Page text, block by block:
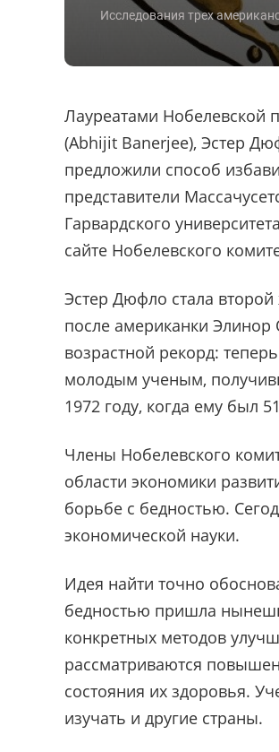
Исследования трех
Лауреатами Нобелевской
(Abhijit Banerjee), Эстер
предложили способ
представители
Гарвардского
сайте Нобелевского
Эстер Дюфло стала
после американки
возрастной рекорд:
молодым ученым,
1972 году, когда ему был
Члены Нобелевского
области экономики
борьбе с бедностью.
экономической науки.
Идея найти точно
бедностью пришла
конкретных методов
рассматриваются
состояния их здоровья.
изучать и другие страны.